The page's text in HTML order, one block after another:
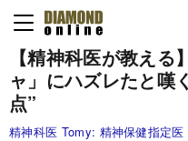
【精神科医が教える】
ャ」にハズレたと嘆
点”
精神科医 Tomy: 精神保健指定